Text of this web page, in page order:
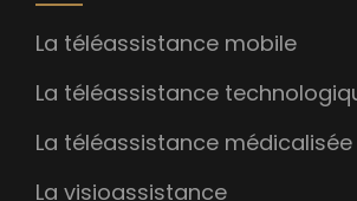
La téléassistance mobile
La téléassistance
La téléassistance médicalisée
La visioassistance